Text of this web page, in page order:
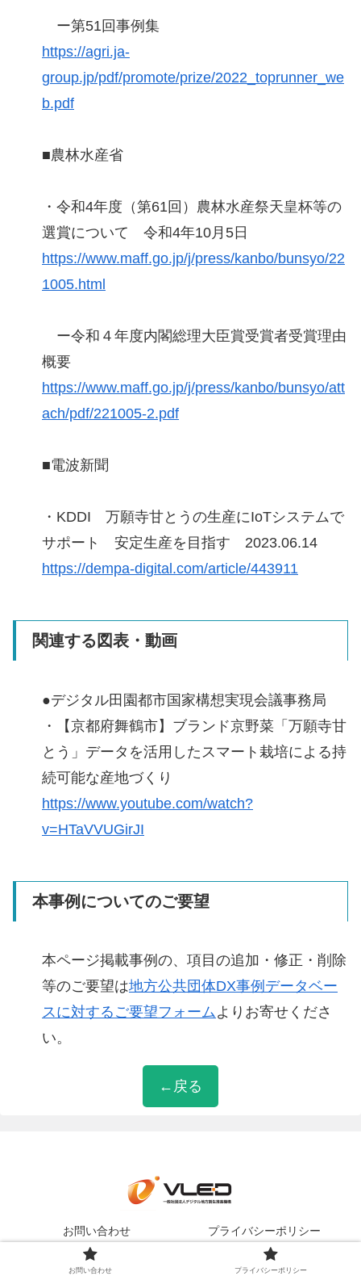
←戻る
ー第51回事例集
https://agri.ja-
group.jp/pdf/promote/prize/2022_toprunner_we
b.pdf
■農林水産省
・令和4年度（第61回）農林水産祭天皇杯等の
選賞について 令和4年10月5日
https://www.maff.go.jp/j/press/kanbo/bunsyo/22
1005.html
ー令和４年度内閣総理大臣賞受賞者受賞理由
概要
https://www.maff.go.jp/j/press/kanbo/bunsyo/att
ach/pdf/221005-2.pdf
■電波新聞
・KDDI 万願寺甘とうの生産にIoTシステムで
サポート 安定生産を目指す 2023.06.14
https://dempa-digital.com/article/443911
関連する図表・動画
●デジタル田園都市国家構想実現会議事務局
・【京都府舞鶴市】ブランド京野菜「万願寺甘
とう」データを活用したスマート栽培による持
続可能な産地づくり
https://www.youtube.com/watch?
v=HTaVVUGirJI
本事例についてのご要望
本ページ掲載事例の、項目の追加・修正・削除
等のご要望は地方公共団体DX事例データベー
スに対するご要望フォーム よりお寄せくださ
い。
お問い合わせ プライバシーポリシー
Copyright © 一般社団法人デジタル地方創生推進機構
お問い合わせ プライバシーポリシー